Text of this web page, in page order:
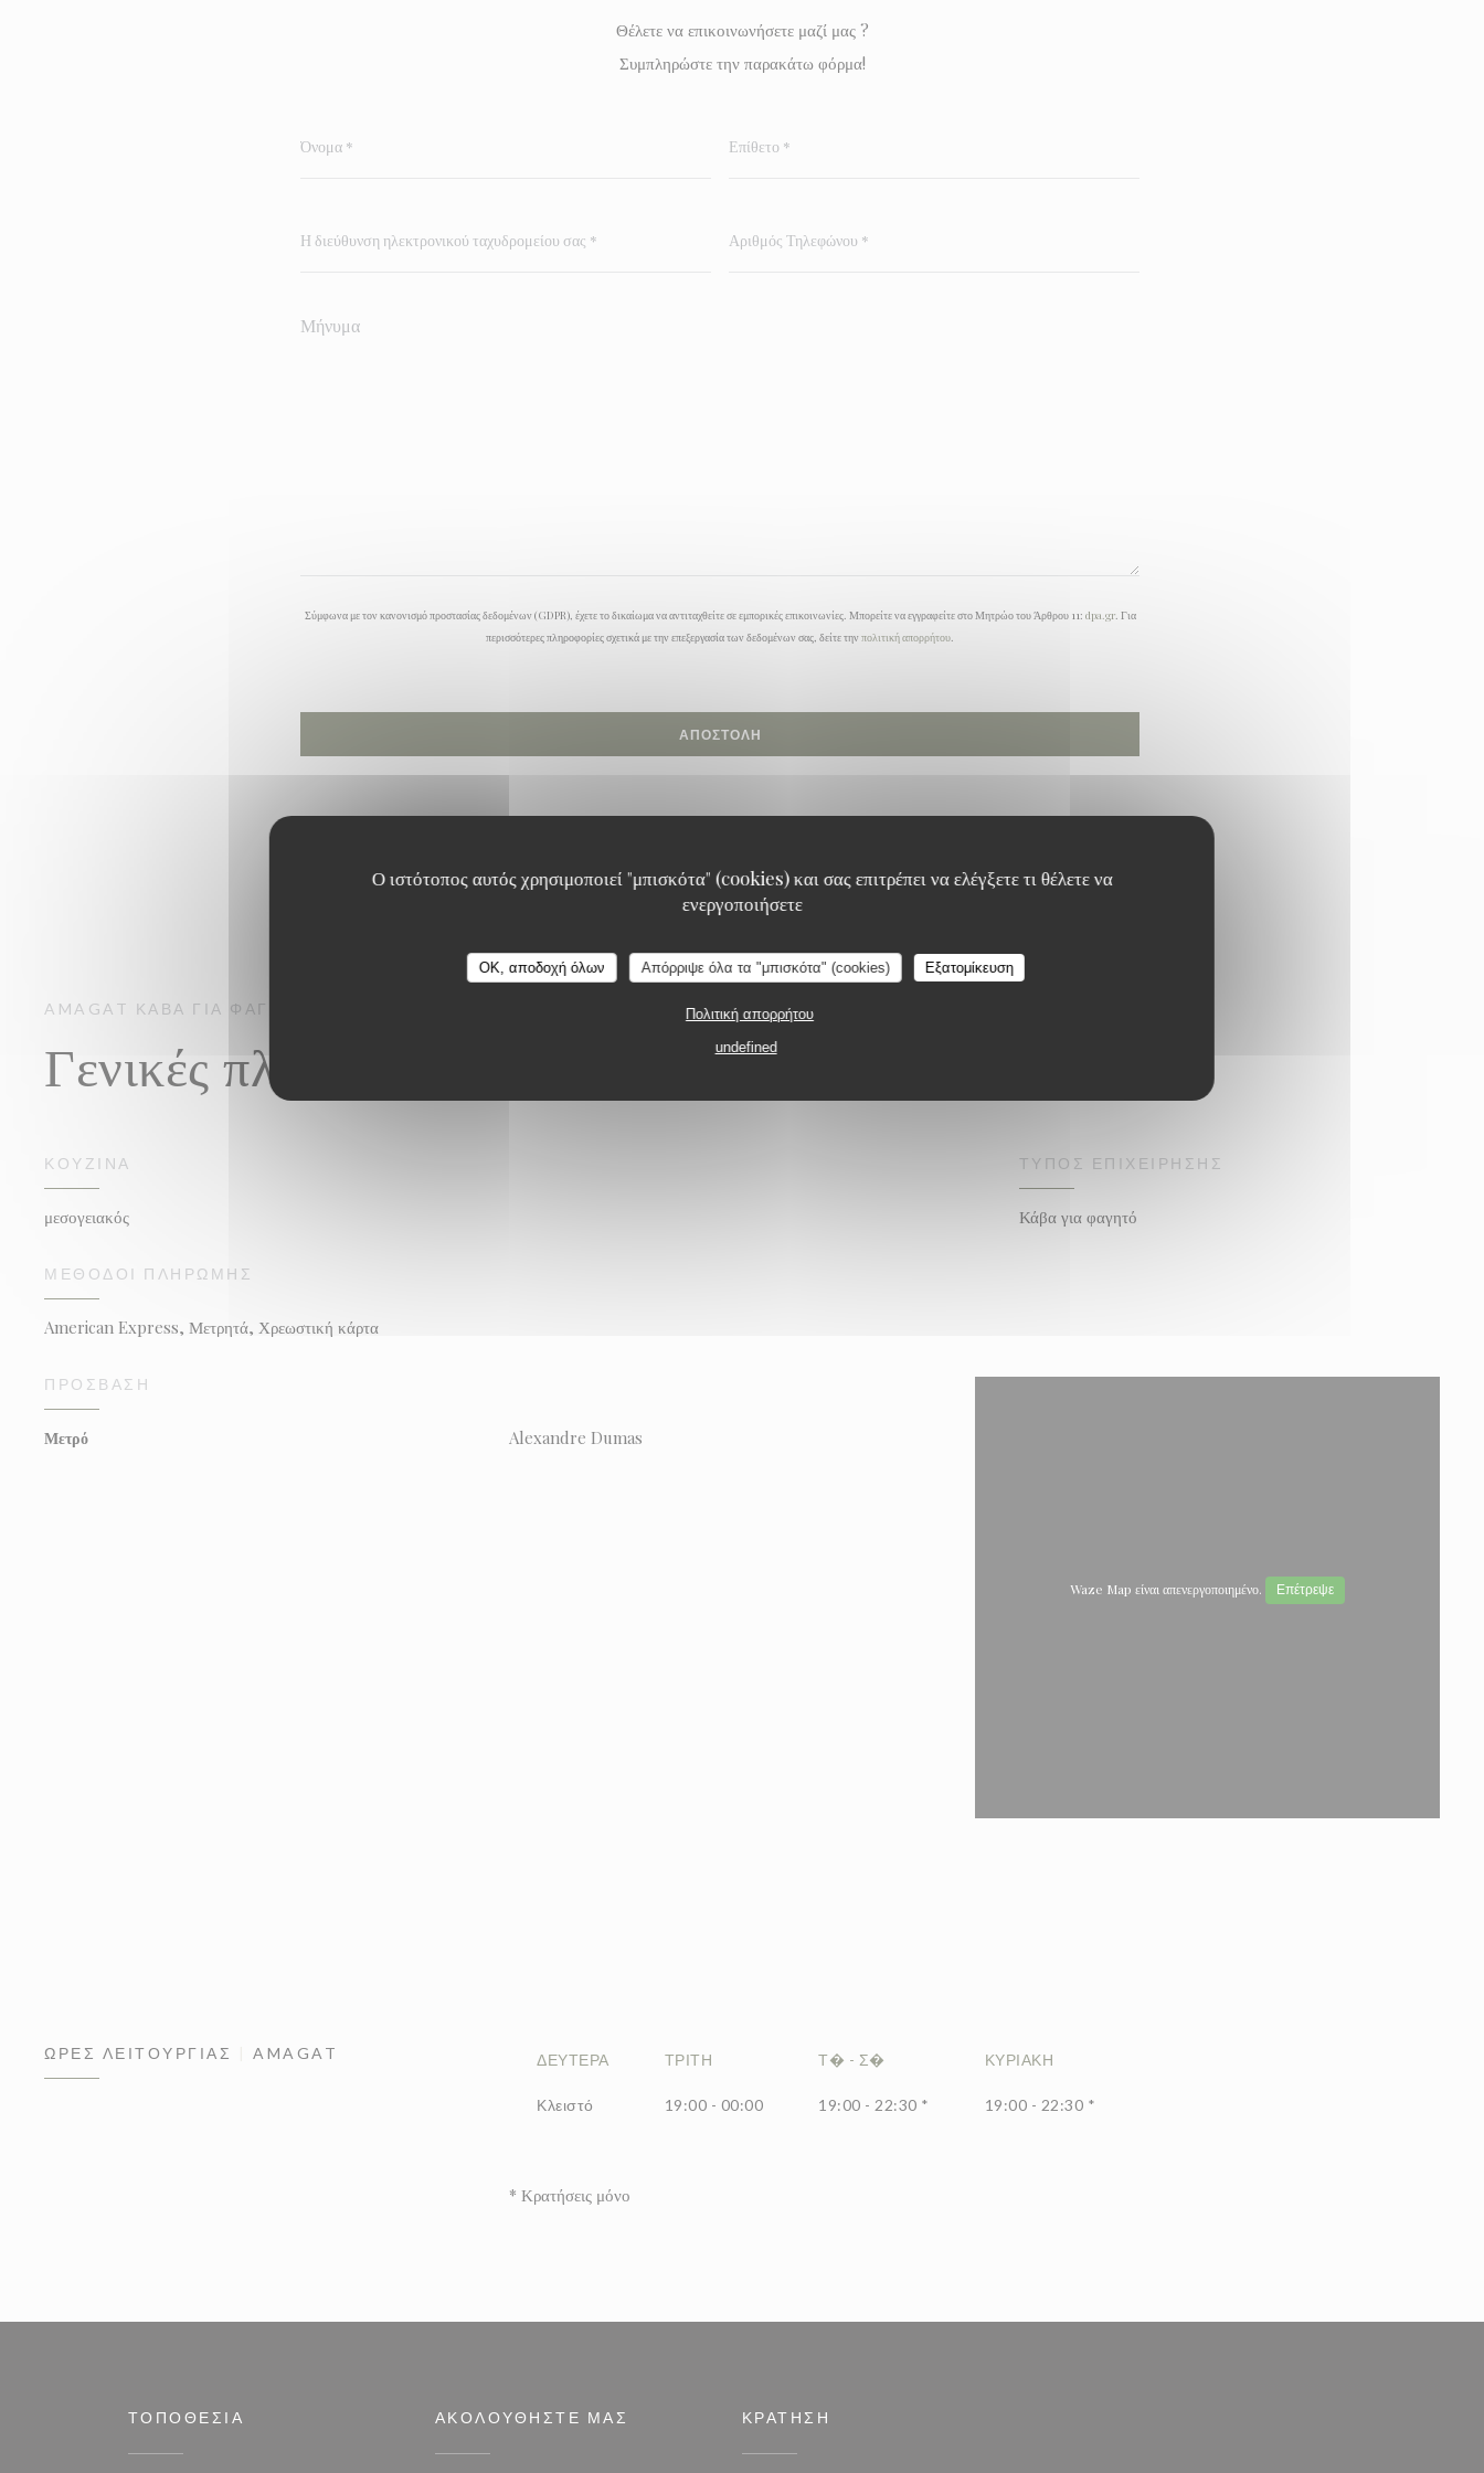
Ο ιστότοπος αυτός χρησιμοποιεί "μπισκότα" (cookies) και σας επιτρέπει να ελέγξετε τι θέλετε να
ενεργοποιήσετε
OK, αποδοχή όλων Απόρριψε όλα τα "μπισκότα" (cookies) Εξατομίκευση
Πολιτική απορρήτου
undefined
Θέλετε να επικοινωνήσετε μαζί μας ?
Συμπληρώστε την παρακάτω φόρμα!
Σύμφωνα με τον κανονισμό προστασίας δεδομένων (GDPR), έχετε το δικαίωμα να αντιταχθείτε σε εμπορικές επικοινωνίες. Μπορείτε να εγγραφείτε στο Μητρώο του Άρθρου 11: dpa.gr. Για
περισσότερες πληροφορίες σχετικά με την επεξεργασία των δεδομένων σας, δείτε τηνπολιτική απορρήτου.
AMAGAT ΚΆΒΑ ΓΙΑ ΦΑΓΗΤΌ
Γενικές πληροφορίες
ΚΟΥΖΊΝΑ
μεσογειακός
ΤΎΠΟΣ ΕΠΙΧΕΊΡΗΣΗΣ
Κάβα για φαγητό
ΜΈΘΟΔΟΙ ΠΛΗΡΩΜΉΣ
American Express, Μετρητά, Χρεωστική κάρτα
ΠΡΌΣΒΑΣΗ
Μετρό Alexandre Dumas
Waze Map είναι απενεργοποιημένο. Επέτρεψε
ΏΡΕΣ ΛΕΙΤΟΥΡΓΊΑΣ AMAGAT ΔΕΥΤΈΡΑ
Κλειστό
ΤΡΊΤΗ
19:00 - 00:00
Τ� - Σ�
19:00 - 22:30 *
ΚΥΡΙΑΚΉ
19:00 - 22:30 *
* Κρατήσεις μόνο
ΤΟΠΟΘΕΣΊΑ ΑΚΟΛΟΥΘΉΣΤΕ ΜΑΣ ΚΡΆΤΗΣΗ